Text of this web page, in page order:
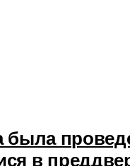
была
в